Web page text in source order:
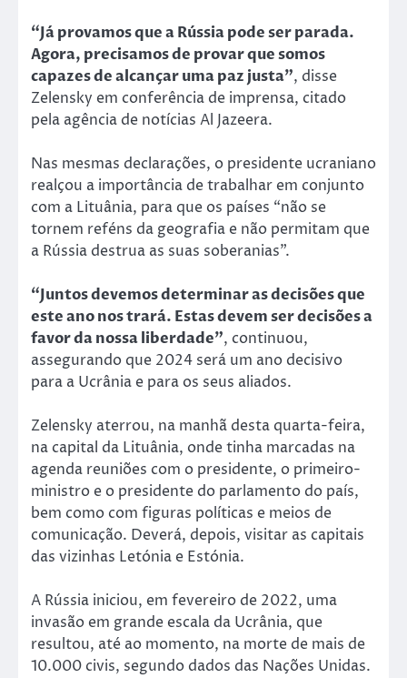
“Já provamos que a Rússia pode ser parada.
Agora, precisamos de provar que somos
capazes de alcançar uma paz justa”, disse
Zelensky em conferência de imprensa, citado
pela agência de notícias Al Jazeera.
Nas mesmas declarações, o presidente ucraniano
realçou a importância de trabalhar em conjunto
com a Lituânia, para que os países “não se
tornem reféns da geografia e não permitam que
a Rússia destrua as suas soberanias”.
“Juntos devemos determinar as decisões que
este ano nos trará. Estas devem ser decisões a
favor da nossa liberdade”, continuou,
assegurando que 2024 será um ano decisivo
para a Ucrânia e para os seus aliados.
Zelensky aterrou, na manhã desta quarta-feira,
na capital da Lituânia, onde tinha marcadas na
agenda reuniões com o presidente, o primeiro-
ministro e o presidente do parlamento do país,
bem como com figuras políticas e meios de
comunicação. Deverá, depois, visitar as capitais
das vizinhas Letónia e Estónia.
A Rússia iniciou, em fevereiro de 2022, uma
invasão em grande escala da Ucrânia, que
resultou, até ao momento, na morte de mais de
10.000 civis, segundo dados das Nações Unidas.